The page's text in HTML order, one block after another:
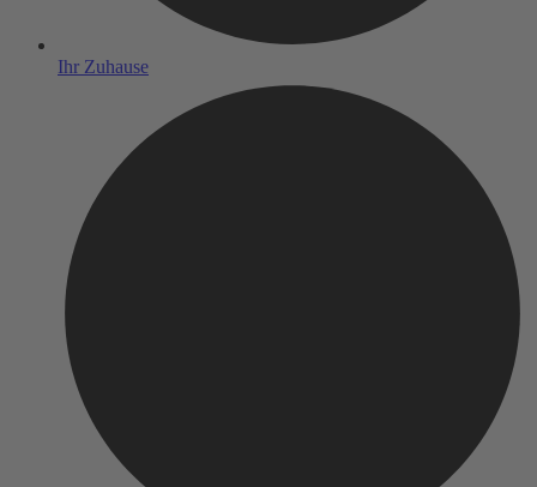
Ihr Zuhause